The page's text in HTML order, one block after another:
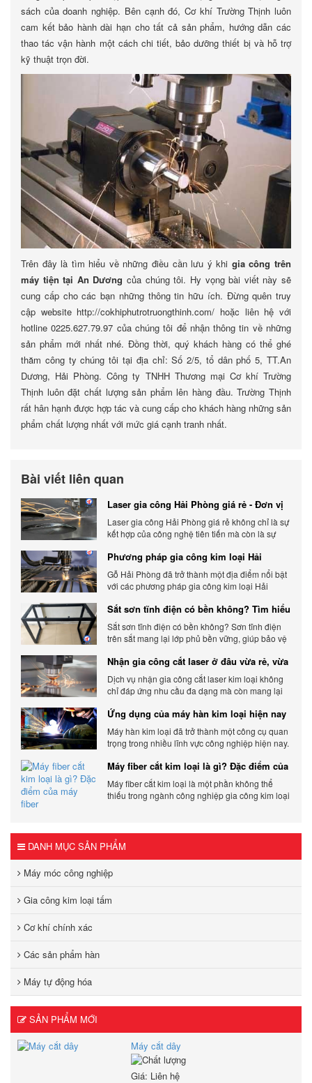
sách của doanh nghiệp. Bên cạnh đó, Cơ khí Trường Thịnh luôn
cam kết bảo hành dài hạn cho tất cả sản phẩm, hướng dẫn các
thao tác vận hành một cách chi tiết, bảo dưỡng thiết bị và hỗ trợ
kỹ thuật trọn đời.
Trên đây là tìm hiểu về những điều cần lưu ý khi gia công trên
máy tiện tại An Dương của chúng tôi. Hy vọng bài viết này sẽ
cung cấp cho các bạn những thông tin hữu ích. Đừng quên truy
cập website http://cokhiphutrotruongthinh.com/ hoặc liên hệ với
hotline 0225.627.79.97 của chúng tôi để nhận thông tin về những
sản phẩm mới nhất nhé. Đồng thời, quý khách hàng có thể ghé
thăm công ty chúng tôi tại địa chỉ: Số 2/5, tổ dân phố 5, TT.An
Dương, Hải Phòng. Công ty TNHH Thương mại Cơ khí Trường
Thịnh luôn đặt chất lượng sản phẩm lên hàng đầu. Trường Thịnh
rất hân hạnh được hợp tác và cung cấp cho khách hàng những sản
phẩm chất lượng nhất với mức giá cạnh tranh nhất.
Bài viết liên quan
Laser gia công Hải Phòng giá rẻ - Đơn vị
gia công báo giá chính xác
Laser gia công Hải Phòng giá rẻ không chỉ là sự
kết hợp của công nghệ tiên tiến mà còn là sự
khách hàng. Xem ngay nhé.
Phương pháp gia công kim loại Hải
Phòng phổ biến hiện nay
Gỗ Hải Phòng đã trở thành một địa điểm nổi bật
với các phương pháp gia công kim loại Hải
Sắt sơn tĩnh điện có bền không? Tìm hiểu
chi tiết
Sắt sơn tĩnh điện có bền không? Sơn tĩnh điện
trên sắt mang lại lớp phủ bền vững, giúp bảo vệ
động bên ngoài.
Nhận gia công cắt laser ở đâu vừa rẻ, vừa
chất lượng
Dịch vụ nhận gia công cắt laser kim loại không
chỉ đáp ứng nhu cầu đa dạng mà còn mang lại
Ứng dụng của máy hàn kim loại hiện nay
Máy hàn kim loại đã trở thành một công cụ quan
trọng trong nhiều lĩnh vực công nghiệp hiện nay.
Máy fiber cắt kim loại là gì? Đặc điểm của
máy fiber
Máy fiber cắt kim loại là một phần không thể
thiếu trong ngành công nghiệp gia công kim loại
DANH MỤC SẢN PHẨM
Máy móc công nghiệp
Gia công kim loại tấm
Cơ khí chính xác
Các sản phẩm hàn
Máy tự động hóa
SẢN PHẨM MỚI
Máy cắt dây
Giá: Liên hệ